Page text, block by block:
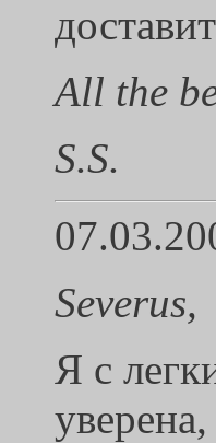
All the
S.S.
Severus,
Я с